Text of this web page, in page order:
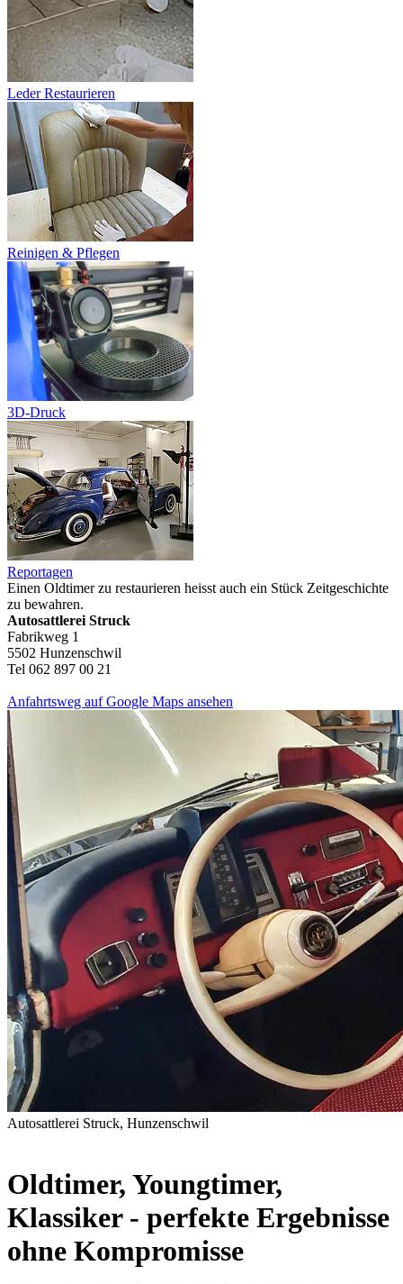
Leder Restaurieren
Reinigen & Pflegen
3D-Druck
Reportagen
Einen Oldtimer zu restaurieren heisst auch ein Stück Zeitgeschichte
zu bewahren.
Autosattlerei Struck
Fabrikweg 1
5502 Hunzenschwil
Tel 062 897 00 21
Anfahrtsweg auf Google Maps ansehen
Autosattlerei Struck, Hunzenschwil
Oldtimer, Youngtimer,
Klassiker - perfekte Ergebnisse
ohne Kompromisse